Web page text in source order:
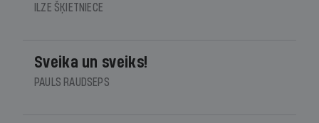
ILZE ŠĶIETNIECE
Sveika un sveiks!
PAULS RAUDSEPS